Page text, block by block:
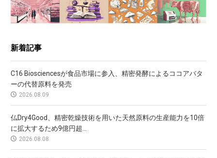
新着記事
C16 Biosciencesが食品市場に参入、精密発酵によるココアバタ
ーの代替原料を発売
2026.08.09
仏Dry4Good、精密乾燥技術を用いた天然原料の生産能力を10倍
に拡大するため9億円超...
2026.08.08